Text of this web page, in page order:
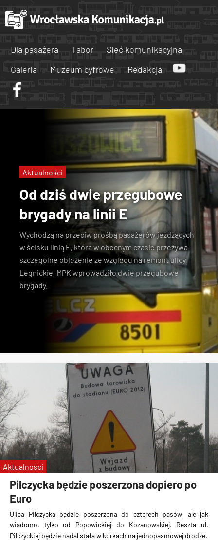
Dla pasażera Tabor
Sieć komunikacyjna
Galeria
Muzeum cyfrowe Redakcja
Od dziś dwie przegubowe
brygady na linii E
Wychodzą na przeciw prośbą pasażerów jeżdżących
w ścisku linią E, która w obecnym czasie przeżywa
szczególne oblężenie ze względu na remont ulicy
Legnickiej MPK wprowadziło dwie przegubowe
brygady.
Aktualności
Pilczycka będzie poszerzona dopiero po
Euro
Ulica Pilczycka będzie poszerzona do czterech pasów, ale jak
wiadomo, tylko od Popowickiej do Kozanowskiej. Reszta ul.
Pilczyckiej będzie nadal stała w korkach na jednopasmowej drodze.
Aktualności